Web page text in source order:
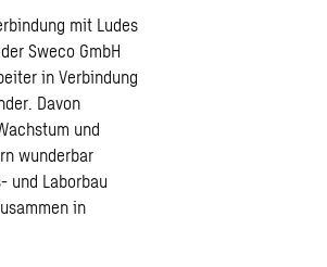
mit Ludes
Sweco GmbH
in Verbindung
Davon
und
wunderbar
und Laborbau
in